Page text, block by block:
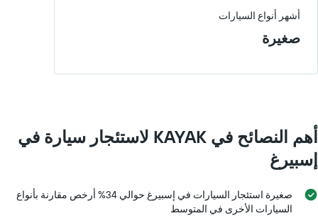
أشهر أنواع السيارات
صغيرة
أهم النصائح في KAYAK لاستئجار سيارة في
إسبيرغ
صغيرة استئجار السيارات في إسبيرغ حوالي 34% أرخص مقارنة بأنواع
السيارات الأخرى في المتوسط